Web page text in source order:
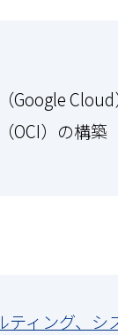
Cloud
）の構築
ィング、シ